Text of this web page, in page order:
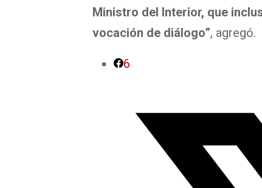
Ministro del Interior, que
vocación de diálogo”, agregó.
6